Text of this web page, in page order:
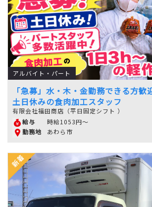
アルバイト・パート
「急募」水・木・金勤務できる方歓
土日休みの食肉加工スタッフ
有限会社福田商店（平日固定シフト ）
給与
時給1053円～
勤務地
あわら市